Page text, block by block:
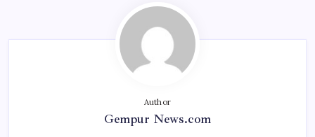
Author
Gempur News.com